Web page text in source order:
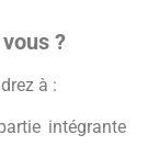
?
à :
intégrante